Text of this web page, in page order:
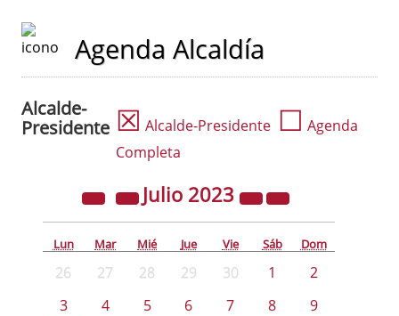
Agenda Alcaldía
Alcalde-
Presidente ☒ Alcalde-Presidente ☐ Agenda
Completa
Julio 2023
Lun Mar Mié Jue Vie Sáb Dom
26 27 28 29 30 1
2
3
4 5 6 7 8
9